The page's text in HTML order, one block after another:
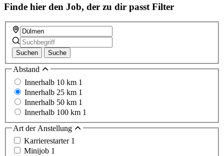
Finde hier den Job, der zu dir passt Filter
Suchen Suche
Abstand
Innerhalb 10 km 1
Innerhalb 25 km 1
Innerhalb 50 km 1
Innerhalb 100 km 1
Art der Anstellung
Karrierestarter 1
Minijob 1